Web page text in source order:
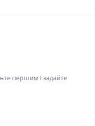
першим і задайте